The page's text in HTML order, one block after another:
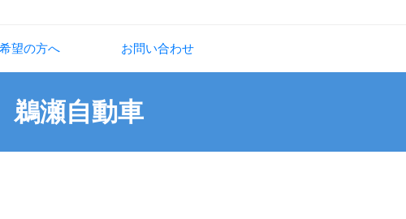
望の方へ お問い合わせ
鵜瀬自動車